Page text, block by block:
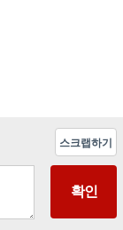
스크랩하기